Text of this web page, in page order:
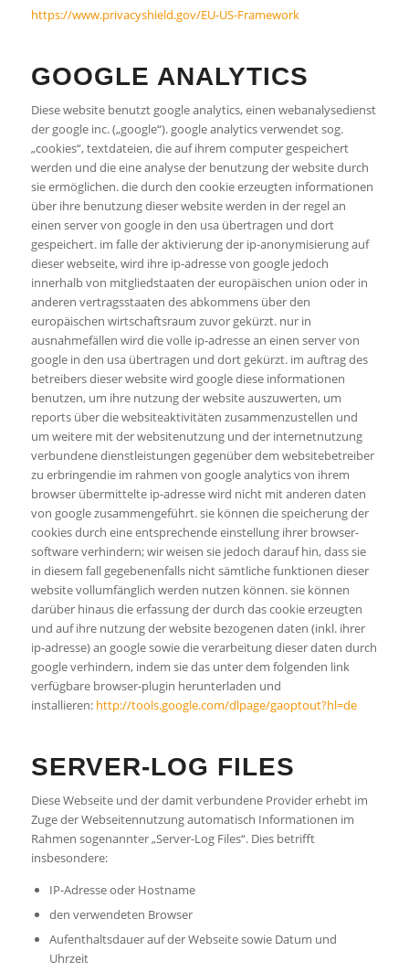
https://www.privacyshield.gov/EU-US-Framework
GOOGLE ANALYTICS
Diese website benutzt google analytics, einen webanalysedienst
der google inc. („google“). google analytics verwendet sog.
„cookies“, textdateien, die auf ihrem computer gespeichert
werden und die eine analyse der benutzung der website durch
sie ermöglichen. die durch den cookie erzeugten informationen
über ihre benutzung dieser website werden in der regel an
einen server von google in den usa übertragen und dort
gespeichert. im falle der aktivierung der ip-anonymisierung auf
dieser webseite, wird ihre ip-adresse von google jedoch
innerhalb von mitgliedstaaten der europäischen union oder in
anderen vertragsstaaten des abkommens über den
europäischen wirtschaftsraum zuvor gekürzt. nur in
ausnahmefällen wird die volle ip-adresse an einen server von
google in den usa übertragen und dort gekürzt. im auftrag des
betreibers dieser website wird google diese informationen
benutzen, um ihre nutzung der website auszuwerten, um
reports über die websiteaktivitäten zusammenzustellen und
um weitere mit der websitenutzung und der internetnutzung
verbundene dienstleistungen gegenüber dem websitebetreiber
zu erbringendie im rahmen von google analytics von ihrem
browser übermittelte ip-adresse wird nicht mit anderen daten
von google zusammengeführt. sie können die speicherung der
cookies durch eine entsprechende einstellung ihrer browser-
software verhindern; wir weisen sie jedoch darauf hin, dass sie
in diesem fall gegebenenfalls nicht sämtliche funktionen dieser
website vollumfänglich werden nutzen können. sie können
darüber hinaus die erfassung der durch das cookie erzeugten
und auf ihre nutzung der website bezogenen daten (inkl. ihrer
ip-adresse) an google sowie die verarbeitung dieser daten durch
google verhindern, indem sie das unter dem folgenden link
verfügbare browser-plugin herunterladen und
installieren: http://tools.google.com/dlpage/gaoptout?hl=de
SERVER-LOG FILES
Diese Webseite und der damit verbundene Provider erhebt im
Zuge der Webseitennutzung automatisch Informationen im
Rahmen sogenannter „Server-Log Files“. Dies betrifft
insbesondere:
IP-Adresse oder Hostname
den verwendeten Browser
Aufenthaltsdauer auf der Webseite sowie Datum und
Uhrzeit